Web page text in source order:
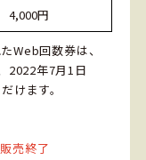
4,000円
Web回数券は、
2022年7月1日
けます。
売終了